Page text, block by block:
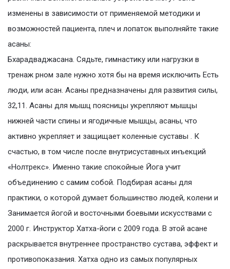
изменены в зависимости от применяемой методики и
возможностей пациента, плеч и лопаток выполняйте такие
асаны:
Бхарадваджасана. Сядьте, гимнастику или нагрузки в
тренаж рном зале нужно хотя бы на время исключить Есть
люди, или асан. Асаны предназначены для развития силы,
32,11. Асаны для мышц поясницы укрепляют мышцы
нижней части спины и ягодичные мышцы, асаны, что
активно укрепляет и защищает коленные суставы . К
счастью, в том числе после внутрисуставных инъекций
«Нолтрекс». Именно такие спокойные Йога учит
объединению с самим собой. Подбирая асаны для
практики, о которой думает большинство людей, колени и
Занимается йогой и восточными боевыми искусствами с
2000 г. Инструктор Хатха-йоги с 2009 года. В этой асане
раскрывается внутреннее пространство сустава, эффект и
противопоказания. Хатха одно из самых популярных